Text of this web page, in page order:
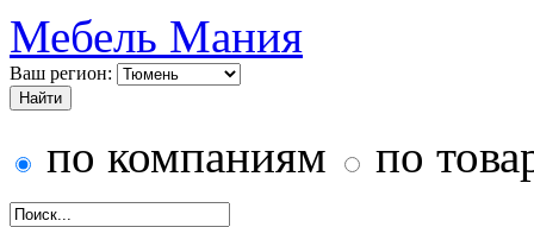
Мебель Мания
Ваш регион:
по компаниям по